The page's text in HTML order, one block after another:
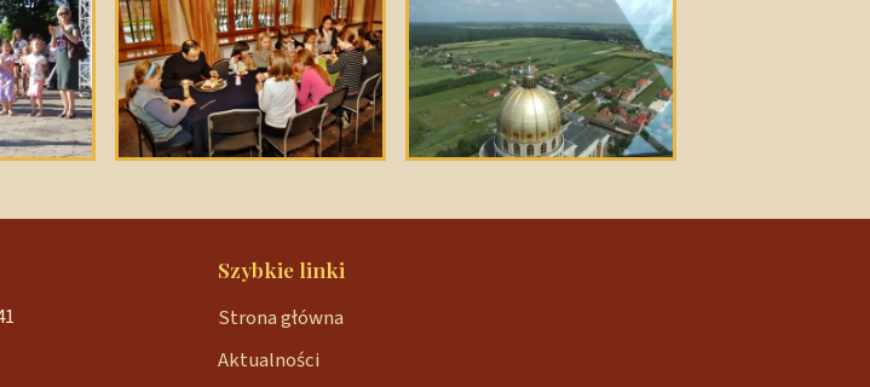
Szybkie linki
Strona główna
Aktualności